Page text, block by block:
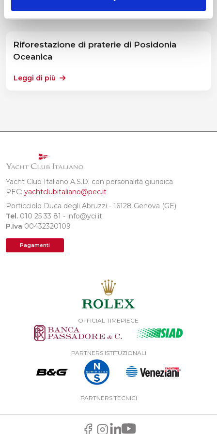
Riforestazione di praterie di Posidonia
Oceanica
Leggi di più
Yacht Club Italiano A.S.D. con personalità giuridica
PEC: yachtclubitaliano@pec.it
Porticciolo Duca degli Abruzzi - 16128 Genova (GE)
Tel. 010 25 33 81 - info@yci.it
P.Iva 00432320109
Pagamenti
OFFICIAL TIMEPIECE
PARTNERS ISTITUZIONALI
PARTNERS TECNICI